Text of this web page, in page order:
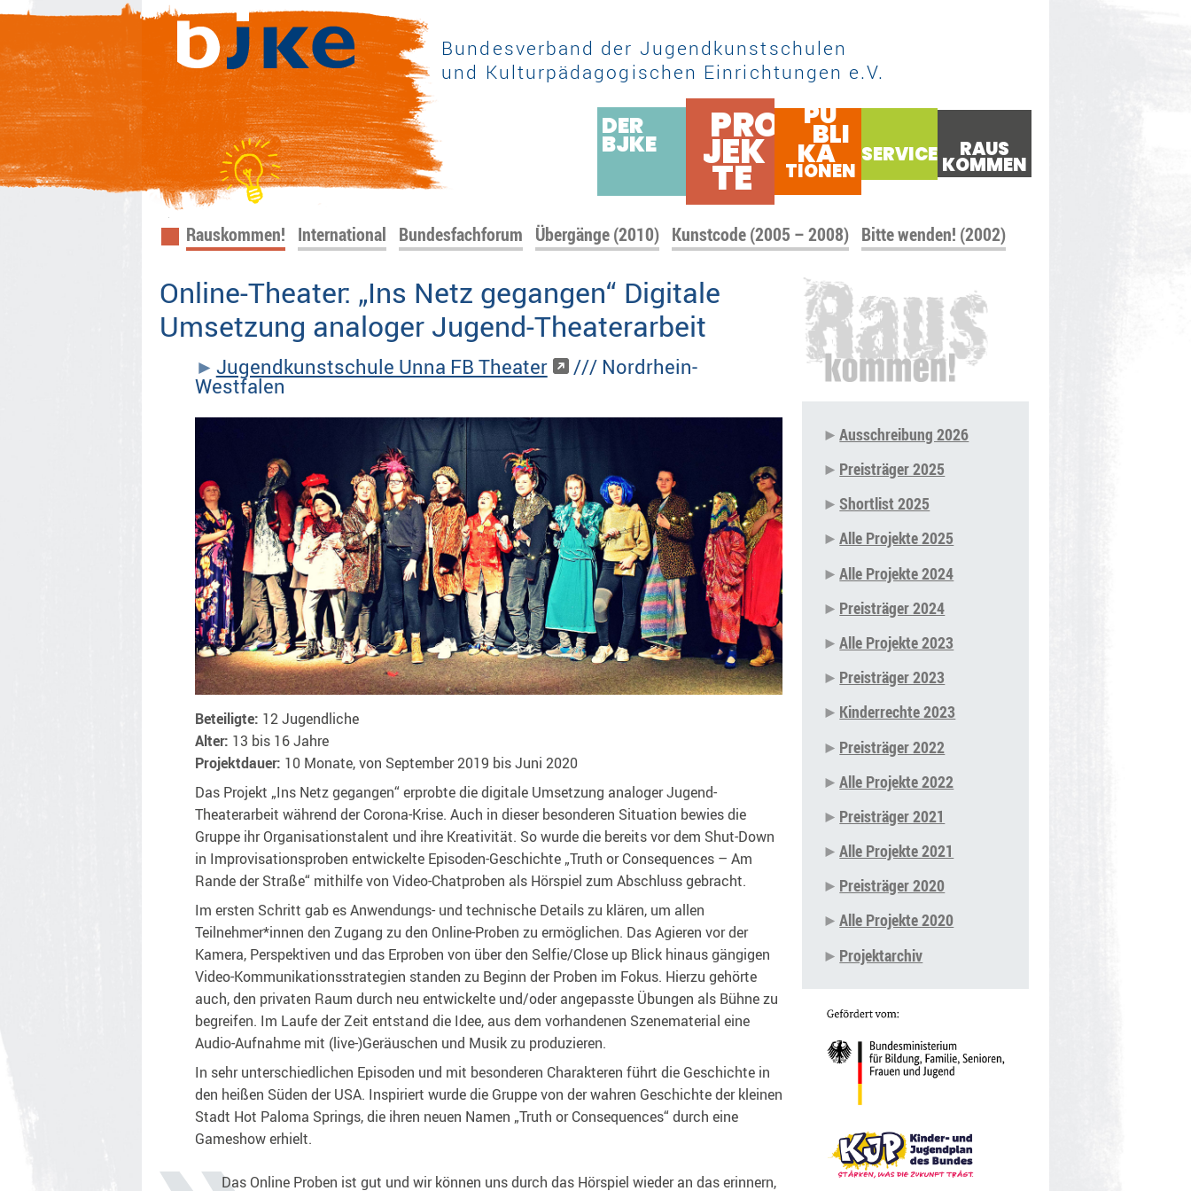
Bundesverband der Jugendkunstschulen
und Kulturpädagogischen Einrichtungen e.V.
DER
BJKE PRO
JEK
TE
PU
BLI
KA
TIONEN
SERVICE RAUS
KOMMEN
Navigation
Rauskommen! International Bundesfachforum Übergänge (2010) Kunstcode (2005 – 2008) Bitte wenden! (2002)
Online-Theater: „Ins Netz gegangen“ Digitale
Umsetzung analoger Jugend-Theaterarbeit
Jugendkunstschule Unna FB Theater /// Nordrhein-
Westfalen
Beteiligte: 12 Jugendliche
Alter: 13 bis 16 Jahre
Projektdauer: 10 Monate, von September 2019 bis Juni 2020
Das Projekt „Ins Netz gegangen“ erprobte die digitale Umsetzung analoger Jugend-
Theaterarbeit während der Corona-Krise. Auch in dieser besonderen Situation bewies die
Gruppe ihr Organisationstalent und ihre Kreativität. So wurde die bereits vor dem Shut-Down
in Improvisationsproben entwickelte Episoden-Geschichte „Truth or Consequences – Am
Rande der Straße“ mithilfe von Video-Chatproben als Hörspiel zum Abschluss gebracht.
Im ersten Schritt gab es Anwendungs- und technische Details zu klären, um allen
Teilnehmer*innen den Zugang zu den Online-Proben zu ermöglichen. Das Agieren vor der
Kamera, Perspektiven und das Erproben von über den Selfie/Close up Blick hinaus gängigen
Video-Kommunikationsstrategien standen zu Beginn der Proben im Fokus. Hierzu gehörte
auch, den privaten Raum durch neu entwickelte und/oder angepasste Übungen als Bühne zu
begreifen. Im Laufe der Zeit entstand die Idee, aus dem vorhandenen Szenematerial eine
Audio-Aufnahme mit (live-)Geräuschen und Musik zu produzieren.
In sehr unterschiedlichen Episoden und mit besonderen Charakteren führt die Geschichte in
den heißen Süden der USA. Inspiriert wurde die Gruppe von der wahren Geschichte der kleinen
Stadt Hot Paloma Springs, die ihren neuen Namen „Truth or Consequences“ durch eine
Gameshow erhielt.
Das Online Proben ist gut und wir können uns durch das Hörspiel wieder an das erinnern,
überspringen
Ausschreibung 2026
Preisträger 2025
Shortlist 2025
Alle Projekte 2025
Alle Projekte 2024
Preisträger 2024
Alle Projekte 2023
Preisträger 2023
Kinderrechte 2023
Preisträger 2022
Alle Projekte 2022
Preisträger 2021
Alle Projekte 2021
Preisträger 2020
Alle Projekte 2020
Projektarchiv